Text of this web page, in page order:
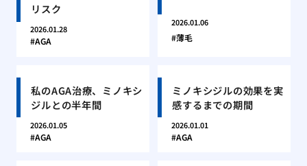
リスク
2026.01.28
AGA
2026.01.06
薄毛
私のAGA治療、ミノキシ
ジルとの半年間
2026.01.05
AGA
ミノキシジルの効果を実
感するまでの期間
2026.01.01
AGA